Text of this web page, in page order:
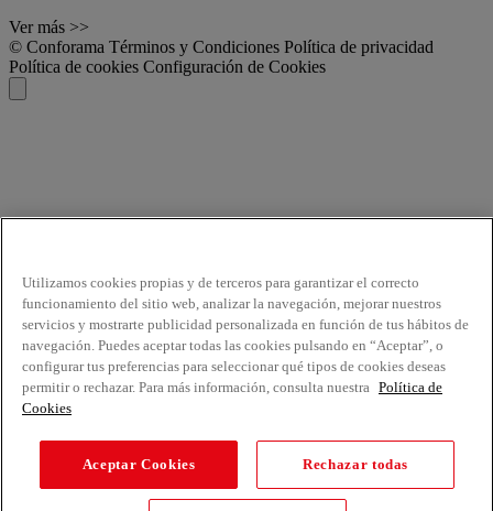
Ver más >>
© Conforama Términos y Condiciones Política de privacidad
Política de cookies Configuración de Cookies
Utilizamos cookies propias y de terceros para garantizar el correcto
funcionamiento del sitio web, analizar la navegación, mejorar nuestros
servicios y mostrarte publicidad personalizada en función de tus hábitos de
navegación. Puedes aceptar todas las cookies pulsando en “Aceptar”, o
configurar tus preferencias para seleccionar qué tipos de cookies deseas
permitir o rechazar. Para más información, consulta nuestra Política de
Cookies
Aceptar Cookies Rechazar todas